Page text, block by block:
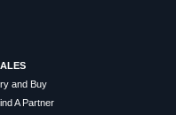
and Buy
A Partner